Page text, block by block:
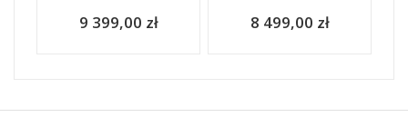
9 399,00 zł 8 499,00 zł